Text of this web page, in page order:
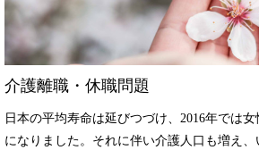
介護離職・休職問題
日本の平均寿命は延びつづけ、2016年では女
になりました。それに伴い介護人口も増え